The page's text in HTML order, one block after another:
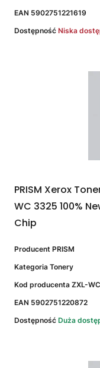
EAN 5902751221619
Dostępność Niska
PRISM Xerox
WC 3325 100%
Chip
Producent PRISM
Kategoria Tonery
Kod producenta ZXL-
EAN 5902751220872
Dostępność Duża